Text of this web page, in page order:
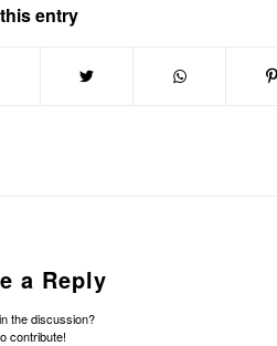
entry
a Reply
the discussion?
contribute!